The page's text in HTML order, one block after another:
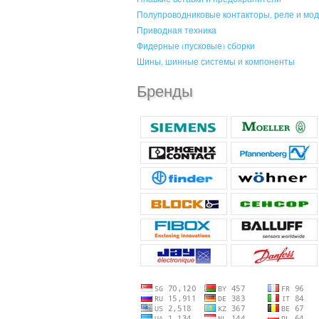
Полупроводниковые контакторы, реле и
Приводная техника
Фидерные (пусковые) сборки
Шины, шинные системы и компоненты
Бренды